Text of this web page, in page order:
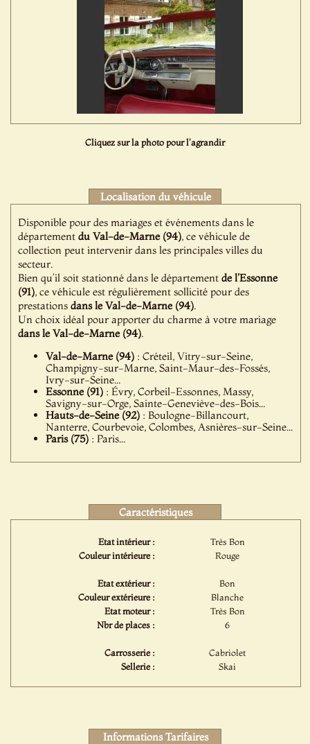
Cliquez sur la photo pour l'agrandir
Localisation du véhicule
Disponible pour des mariages et événements dans le
départementdu Val-de-Marne (94), ce véhicule de
collection peut intervenir dans les principales villes du
secteur.
Bien qu’il soit stationné dans le départementde l'Essonne
(91), ce véhicule est régulièrement sollicité pour des
prestationsdans le Val-de-Marne (94).
Un choix idéal pour apporter du charme à votre mariage
dans le Val-de-Marne (94).
Val-de-Marne (94) : Créteil, Vitry-sur-Seine,
Champigny-sur-Marne, Saint-Maur-des-Fossés,
Ivry-sur-Seine...
Essonne (91) : Évry, Corbeil-Essonnes, Massy,
Savigny-sur-Orge, Sainte-Geneviève-des-Bois...
Hauts-de-Seine (92) : Boulogne-Billancourt,
Nanterre, Courbevoie, Colombes, Asnières-sur-Seine...
Paris (75) : Paris...
Caractéristiques
Etat intérieur :
Très Bon
Couleur intérieure :
Rouge
Etat extérieur :
Bon
Couleur extérieure :
Blanche
Etat moteur :
Très Bon
Nbr de places :
6
Carrosserie :
Cabriolet
Sellerie :
Skai
Informations Tarifaires